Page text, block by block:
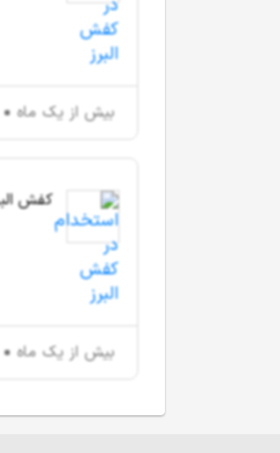
بیش از یک ماه
کفش
بیش از یک ماه